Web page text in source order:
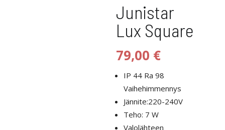
Junistar
Lux Square
79,00 €
IP 44 Ra 98
Vaihehimmennys
Jännite:220-240V
Teho: 7 W
Valolähteen